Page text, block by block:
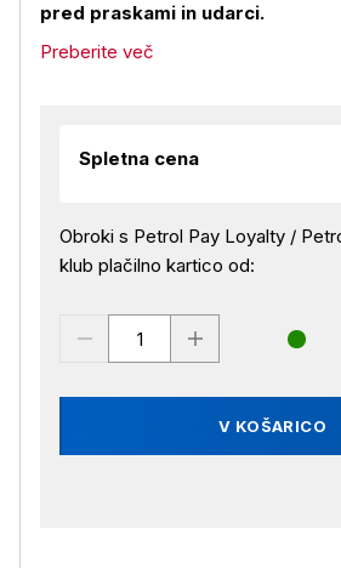
pred praskami in udarci.
Preberite več
Spletna cena
Obroki s Petrol Pay Loyalty /
klub plačilno kartico od:
V KOŠARICO